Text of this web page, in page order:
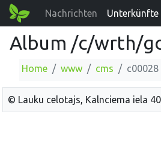
Nachrichten Unterkünfte
Album /c/wrth/
Home www cms c00028
© Lauku celotajs, Kalnciema iela